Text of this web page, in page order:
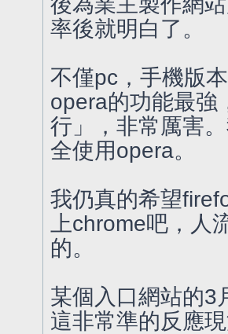
率後就明白了。
不僅pc，手機版
opera的功能最強
行」，非常厲害
全使用opera。
我仍真的希望
上chrome吧，人
的。
某個入口網站的3
這非常準的反應